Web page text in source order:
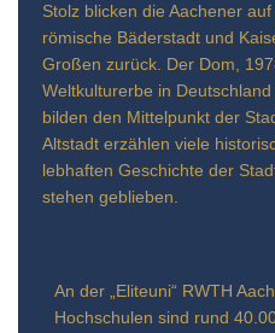
Stolz blicken die Aachener
römische Bäderstadt und
Großen zurück. Der Dom,
Weltkulturerbe in
bilden den Mittelpunkt der
Altstadt erzählen viele
lebhaften Geschichte der
stehen geblieben.
An der „Eliteuni“ RWTH
Hochschulen sind rund